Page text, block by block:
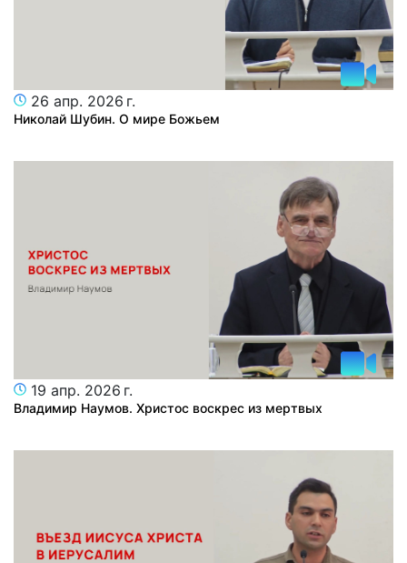
26 апр. 2026 г.
Николай Шубин. О мире Божьем
19 апр. 2026 г.
Владимир Наумов. Христос воскрес из мертвых